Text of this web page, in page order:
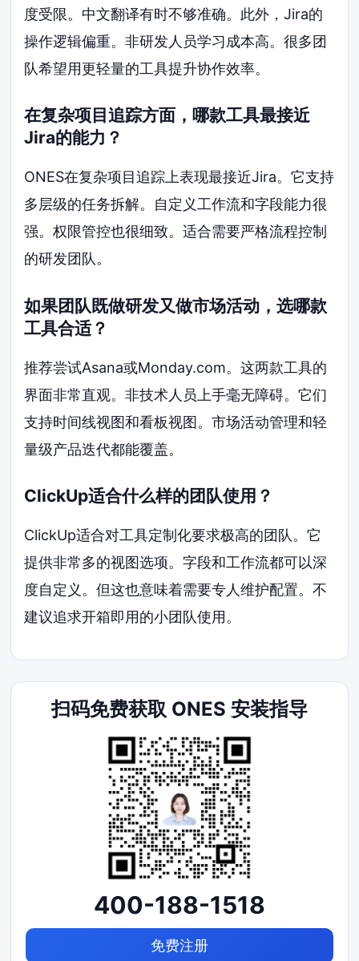
度受限。中文翻译有时不够准确。此外，Jira的
操作逻辑偏重。非研发人员学习成本高。很多团
队希望用更轻量的工具提升协作效率。
在复杂项目追踪方面，哪款工具最接近
Jira的能力？
ONES在复杂项目追踪上表现最接近Jira。它支持
多层级的任务拆解。自定义工作流和字段能力很
强。权限管控也很细致。适合需要严格流程控制
的研发团队。
如果团队既做研发又做市场活动，选哪款
工具合适？
推荐尝试Asana或Monday.com。这两款工具的
界面非常直观。非技术人员上手毫无障碍。它们
支持时间线视图和看板视图。市场活动管理和轻
量级产品迭代都能覆盖。
ClickUp适合什么样的团队使用？
ClickUp适合对工具定制化要求极高的团队。它
提供非常多的视图选项。字段和工作流都可以深
度自定义。但这也意味着需要专人维护配置。不
建议追求开箱即用的小团队使用。
扫码免费获取 ONES 安装指导
400-188-1518
免费注册